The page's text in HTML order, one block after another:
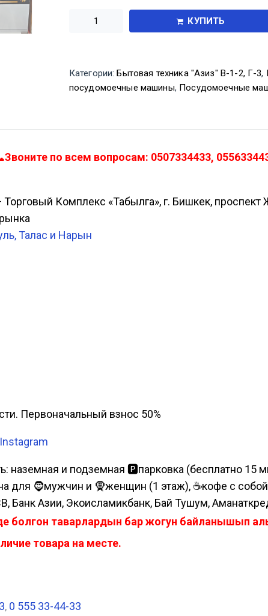
КУПИТЬ
Категории: Бытовая техника "Азиз" В-1-2, Г-3,
посудомоечные машины, Посудомоечные
по всем вопросам: 0507334433,
Комплекс «Табылга», г. Бишкек,
Талас и Нарын
Первоначальный взнос 50%
наземная и подземная 🅿парковка (бесплатно 15
для 🧔мужчин и 🧕женщин (1 этаж), ☕кофе с
Банк Азии, Экоисламикбанк, Бай Тушум,
болгон таварлардын бар жогун байланышып
товара на месте.
, 0 555 33-44-33